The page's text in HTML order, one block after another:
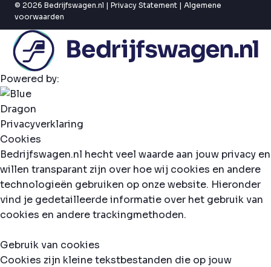
© 2026 Bedrijfswagen.nl | Privacy Statement | Algemene
voorwaarden
Powered by:
Privacyverklaring
Cookies
Bedrijfswagen.nl hecht veel waarde aan jouw privacy en
willen transparant zijn over hoe wij cookies en andere
technologieën gebruiken op onze website. Hieronder
vind je gedetailleerde informatie over het gebruik van
cookies en andere trackingmethoden.
Gebruik van cookies
Cookies zijn kleine tekstbestanden die op jouw